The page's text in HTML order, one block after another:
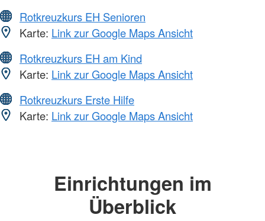
Rotkreuzkurs EH Senioren
Karte: Link zur Google Maps Ansicht
Rotkreuzkurs EH am Kind
Karte: Link zur Google Maps Ansicht
Rotkreuzkurs Erste Hilfe
Karte: Link zur Google Maps Ansicht
Einrichtungen im
Überblick